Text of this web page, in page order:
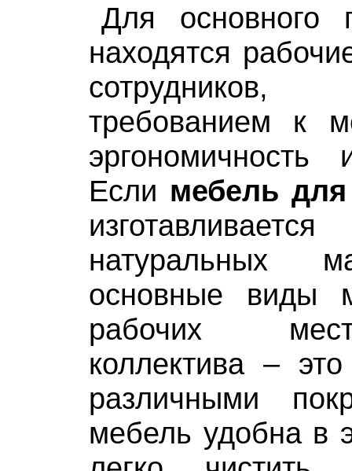
Для основного
находятся
требованием к
эргономичность
Если мебель для
натуральных
основные виды
рабочих
коллектива –
различными
мебель удобна в